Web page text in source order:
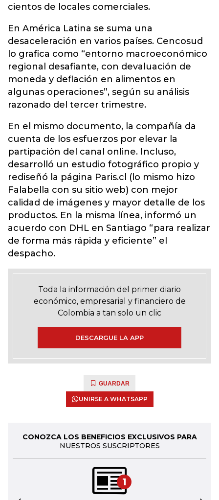
cientos de locales comerciales.
En América Latina se suma una
desaceleración en varios países. Cencosud
lo grafica como “entorno macroeconómico
regional desafiante, con devaluación de
moneda y deflación en alimentos en
algunas operaciones”, según su análisis
razonado del tercer trimestre.
En el mismo documento, la compañía da
cuenta de los esfuerzos por elevar la
partipación del canal online. Incluso,
desarrolló un estudio fotográfico propio y
rediseñó la página Paris.cl (lo mismo hizo
Falabella con su sitio web) con mejor
calidad de imágenes y mayor detalle de los
productos. En la misma línea, informó un
acuerdo con DHL en Santiago “para realizar
de forma más rápida y eficiente” el
despacho.
Toda la información del primer diario
económico, empresarial y financiero de
Colombia a tan solo un clic
DESCARGUE LA APP
GUARDAR
UNIRSE A WHATSAPP
CONOZCA LOS BENEFICIOS EXCLUSIVOS PARA
NUESTROS SUSCRIPTORES
1